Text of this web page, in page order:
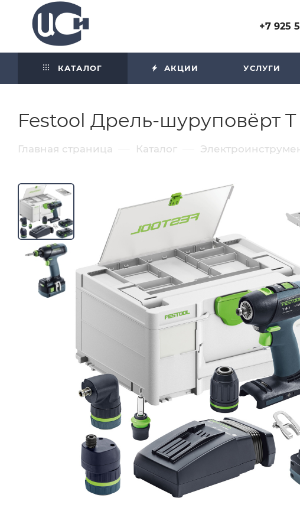
+7 925
КАТАЛОГ АКЦИИ УСЛУГИ
Festool Дрель-шуруповёрт T
Главная страница Каталог